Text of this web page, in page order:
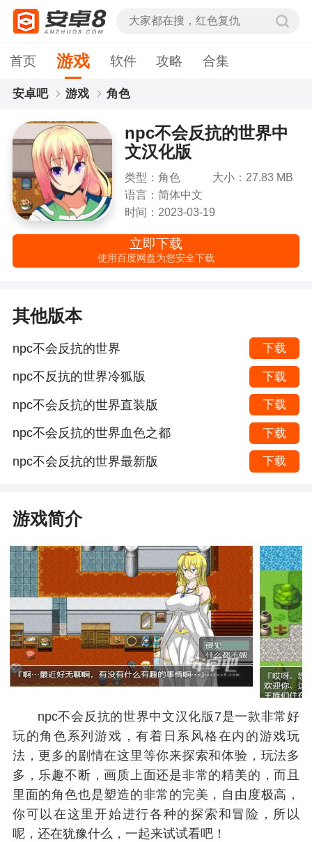
首页 游戏 软件 攻略 合集
安卓吧 游戏 角色
npc不会反抗的世界中文汉化版
npc不会反抗的世界中
文汉化版
类型：角色
大小：27.83 MB
语言：简体中文
时间：2023-03-19
立即下载
使用百度网盘为您安全下载
其他版本
npc不会反抗的世界 下载
npc不反抗的世界冷狐版 下载
npc不会反抗的世界直装版 下载
npc不会反抗的世界血色之都 下载
npc不会反抗的世界最新版 下载
游戏简介
npc不会反抗的世界中文汉化版7是一款非常好
玩的角色系列游戏，有着日系风格在内的游戏玩
法，更多的剧情在这里等你来探索和体验，玩法多
多，乐趣不断，画质上面还是非常的精美的，而且
里面的角色也是塑造的非常的完美，自由度极高，
你可以在这里开始进行各种的探索和冒险，所以
呢，还在犹豫什么，一起来试试看吧！